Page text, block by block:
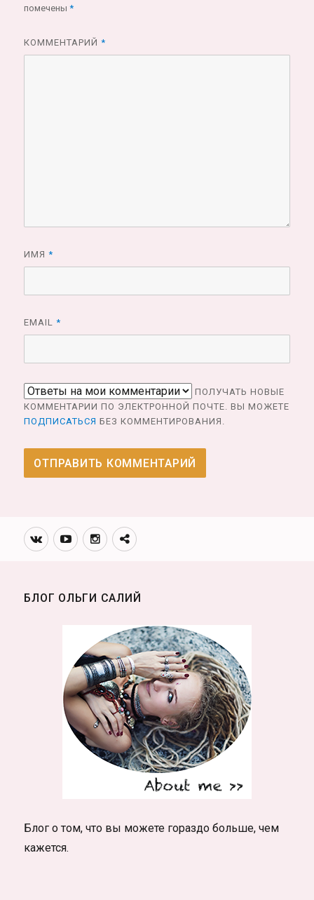
помечены*
КОММЕНТАРИЙ*
ИМЯ*
EMAIL*
ПОЛУЧАТЬ НОВЫЕ
КОММЕНТАРИИ ПО ЭЛЕКТРОННОЙ ПОЧТЕ. ВЫ МОЖЕТЕ
ПОДПИСАТЬСЯ БЕЗ КОММЕНТИРОВАНИЯ.
Вконтакте
YoutubeИнстаграмм
Телеграм
БЛОГ ОЛЬГИ САЛИЙ
Блог о том, что вы можете гораздо больше, чем
кажется.